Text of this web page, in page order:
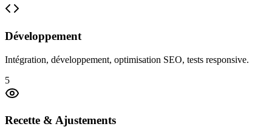
Développement
Intégration, développement, optimisation SEO, tests responsive.
5
Recette & Ajustements